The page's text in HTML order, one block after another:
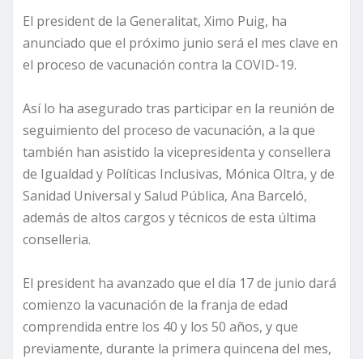
El president de la Generalitat, Ximo Puig, ha
anunciado que el próximo junio será el mes clave en
el proceso de vacunación contra la COVID-19.
Así lo ha asegurado tras participar en la reunión de
seguimiento del proceso de vacunación, a la que
también han asistido la vicepresidenta y consellera
de Igualdad y Políticas Inclusivas, Mónica Oltra, y de
Sanidad Universal y Salud Pública, Ana Barceló,
además de altos cargos y técnicos de esta última
conselleria.
El president ha avanzado que el día 17 de junio dará
comienzo la vacunación de la franja de edad
comprendida entre los 40 y los 50 años, y que
previamente, durante la primera quincena del mes,